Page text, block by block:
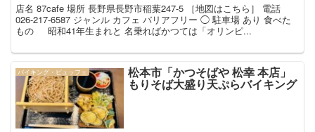
店名 87cafe 場所 長野県長野市稲葉247-5 ［地図はこちら］ 電話
026-217-6587 ジャンル カフェ バリアフリー ◯ 駐車場 あり 食べた
もの 昭和41年生まれと 名乗ればかつては「オリンピ...
バイキング・ビュッフェ 松本市「かつそばや 松幸 本店」
もりそば大盛り天ぷらバイキング